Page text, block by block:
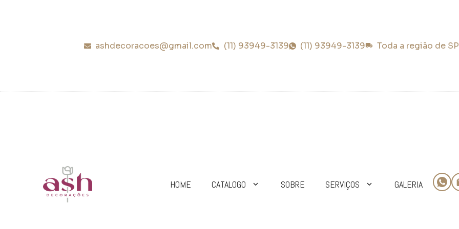
ashdecoracoes@gmail.com (11) 93949-3139 (11) 93949-3139 Toda a região de SP
HOME CATALOGO SOBRE SERVIÇOS GALERIA